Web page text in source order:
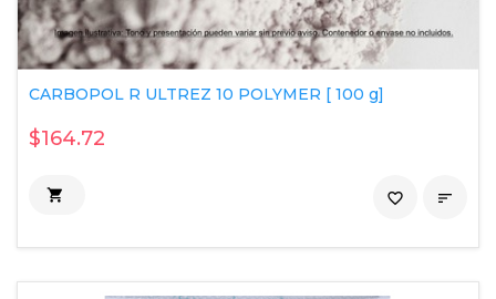
CARBOPOL R ULTREZ 10 POLYMER [ 100 g]
$164.72
 
favorite_border